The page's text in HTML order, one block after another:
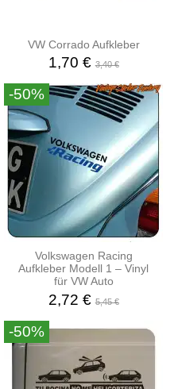
VW Corrado Aufkleber
1,70 €3,40 €
-50%
Volkswagen Racing
Aufkleber Modell 1 – Vinyl
für VW Auto
2,72 €5,45 €
-50%